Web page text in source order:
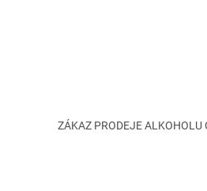
ZÁKAZ PRODEJE